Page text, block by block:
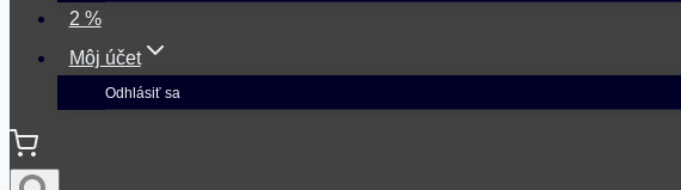
2 %
Môj účet
Odhlásiť sa